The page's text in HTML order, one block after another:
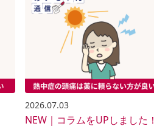
2026.07.03
NEW｜コラムをUPしました！